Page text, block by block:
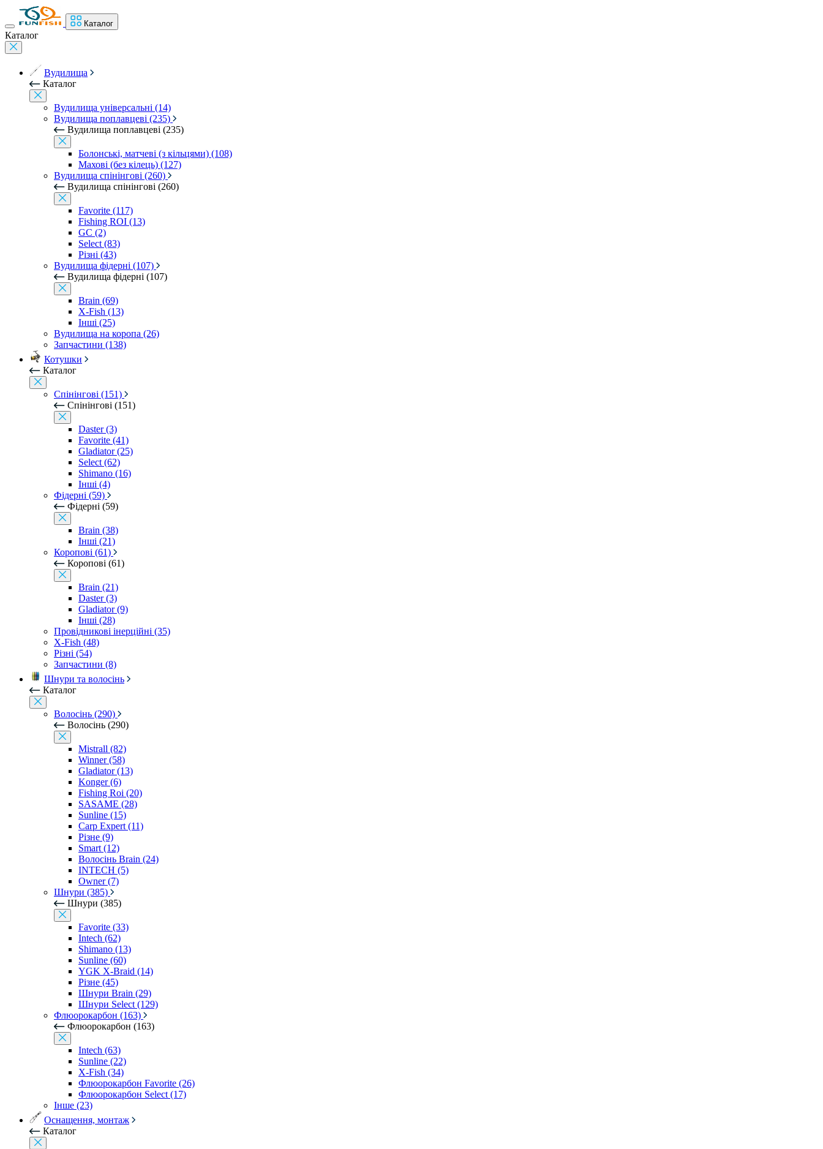
Каталог
Каталог
Вудилища
Каталог
Вудилища універсальні (14)
Вудилища поплавцеві (235)
Вудилища поплавцеві (235)
Болонські, матчеві (з кільцями) (108)
Махові (без кілець) (127)
Вудилища спінінгові (260)
Вудилища спінінгові (260)
Favorite (117)
Fishing ROI (13)
GC (2)
Select (83)
Різні (43)
Вудилища фідерні (107)
Вудилища фідерні (107)
Brain (69)
X-Fish (13)
Інші (25)
Вудилища на коропа (26)
Запчастини (138)
Котушки
Каталог
Спінінгові (151)
Спінінгові (151)
Daster (3)
Favorite (41)
Gladiator (25)
Select (62)
Shimano (16)
Інші (4)
Фідерні (59)
Фідерні (59)
Brain (38)
Інші (21)
Коропові (61)
Коропові (61)
Brain (21)
Daster (3)
Gladiator (9)
Інші (28)
Провідникові інерційні (35)
X-Fish (48)
Різні (54)
Запчастини (8)
Шнури та волосінь
Каталог
Волосінь (290)
Волосінь (290)
Mistrall (82)
Winner (58)
Gladiator (13)
Konger (6)
Fishing Roi (20)
SASAME (28)
Sunline (15)
Carp Expert (11)
Різне (9)
Smart (12)
Волосінь Brain (24)
INTECH (5)
Owner (7)
Шнури (385)
Шнури (385)
Favorite (33)
Intech (62)
Shimano (13)
Sunline (60)
YGK X-Braid (14)
Різне (45)
Шнури Brain (29)
Шнури Select (129)
Флюорокарбон (163)
Флюорокарбон (163)
Intech (63)
Sunline (22)
X-Fish (34)
Флюорокарбон Favorite (26)
Флюорокарбон Select (17)
Інше (23)
Оснащення, монтаж
Каталог